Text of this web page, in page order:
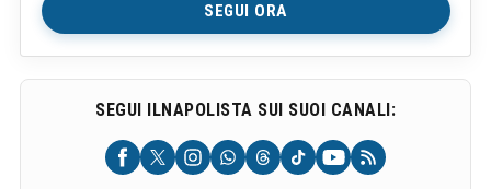
SEGUI ORA
SEGUI ILNAPOLISTA SUI SUOI CANALI: